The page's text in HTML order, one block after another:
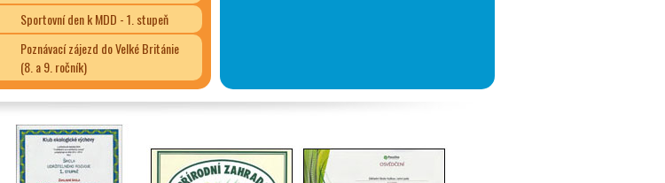
Sportovní den k MDD - 1. stupeň
Poznávací zájezd do Velké Británie
(8. a 9. ročník)